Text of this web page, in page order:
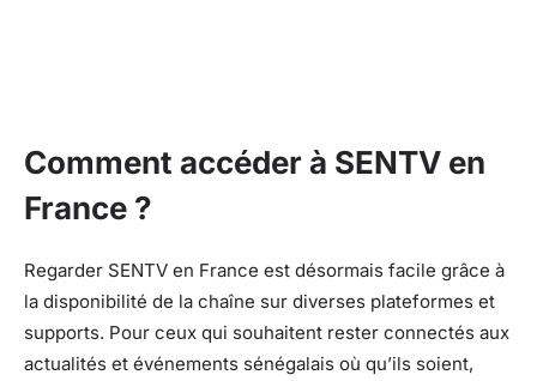
Comment accéder à SENTV en
France ?
Regarder SENTV en France est désormais facile grâce à
la disponibilité de la chaîne sur diverses plateformes et
supports. Pour ceux qui souhaitent rester connectés aux
actualités et événements sénégalais où qu’ils soient,